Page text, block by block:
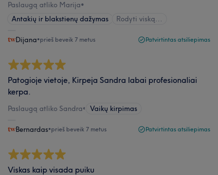
Paslaugą atliko Marija•
Antakių ir blakstienų dažymas
Rodyti viską...
Dijana•prieš beveik 7 metus Patvirtintas atsiliepimas
Patogioje vietoje, Kirpeja Sandra labai profesionaliai
kerpa.
Paslaugą atliko Sandra• Vaikų kirpimas
Bernardas•prieš beveik 7 metus Patvirtintas atsiliepimas
Viskas kaip visada puiku